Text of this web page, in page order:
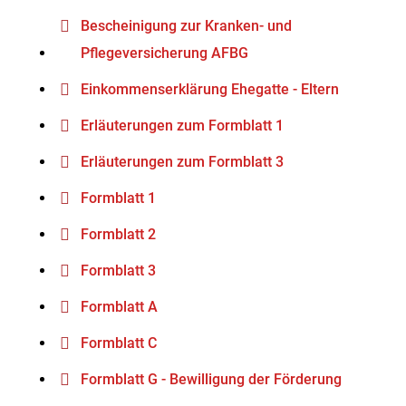
Bescheinigung zur Kranken- und
Pflegeversicherung AFBG
Einkommenserklärung Ehegatte - Eltern
Erläuterungen zum Formblatt 1
Erläuterungen zum Formblatt 3
Formblatt 1
Formblatt 2
Formblatt 3
Formblatt A
Formblatt C
Formblatt G - Bewilligung der Förderung